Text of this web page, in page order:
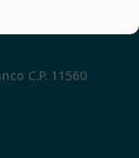
C.P. 11560